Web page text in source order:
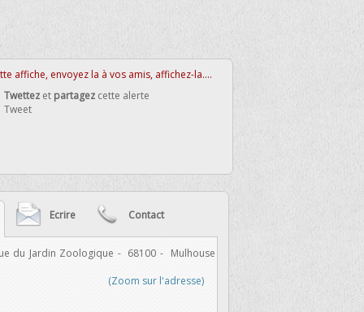
affiche, envoyez la à vos amis, affichez-la....
Twettez et partagez cette alerte
Tweet
Ecrire Contact
du Jardin Zoologique - 68100 - Mulhouse
(Zoom sur l'adresse)